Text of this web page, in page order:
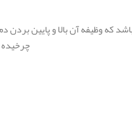
که وظیفه آن بالا و پایین